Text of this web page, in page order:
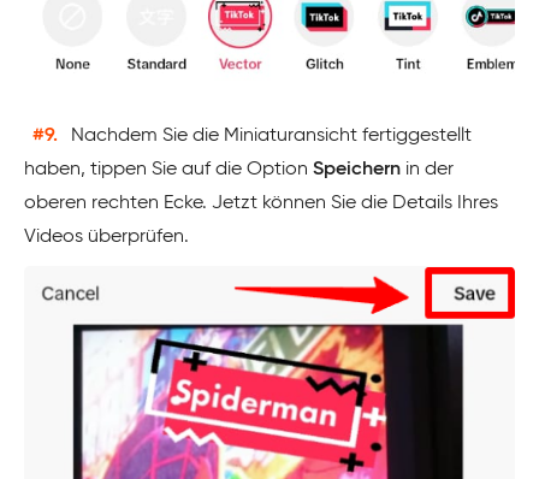
#9.
Nachdem Sie die Miniaturansicht fertiggestellt
haben, tippen Sie auf die Option Speichern in der
oberen rechten Ecke. Jetzt können Sie die Details Ihres
Videos überprüfen.